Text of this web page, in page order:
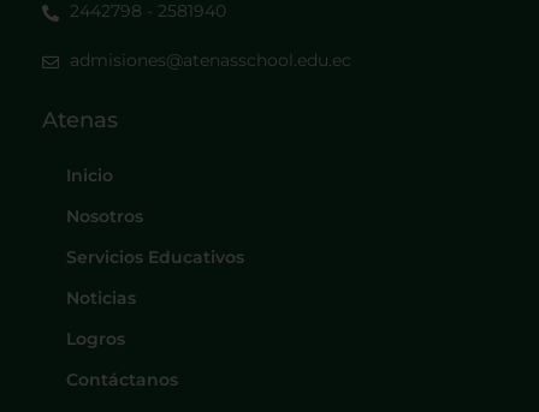
2442798 - 2581940
admisiones@atenasschool.edu.ec
Atenas
Inicio
Nosotros
Servicios Educativos
Noticias
Logros
Contáctanos